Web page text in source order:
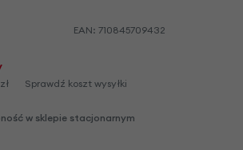
EAN: 710845709432
Sprawdź koszt wysyłki
w sklepie stacjonarnym